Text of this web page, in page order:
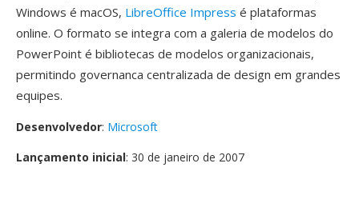
Windows é macOS, LibreOffice Impress é plataformas
online. O formato se integra com a galeria de modelos do
PowerPoint é bibliotecas de modelos organizacionais,
permitindo governanca centralizada de design em grandes
equipes.
Desenvolvedor: Microsoft
Lançamento inicial: 30 de janeiro de 2007